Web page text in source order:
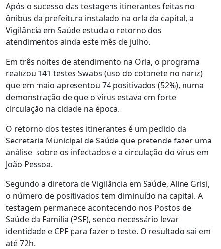
Após o sucesso das testagens itinerantes feitas no
ônibus da prefeitura instalado na orla da capital, a
Vigilância em Saúde estuda o retorno dos
atendimentos ainda este mês de julho.
Em três noites de atendimento na Orla, o programa
realizou 141 testes Swabs (uso do cotonete no nariz)
que em maio apresentou 74 positivados (52%), numa
demonstração de que o vírus estava em forte
circulação na cidade na época.
O retorno dos testes itinerantes é um pedido da
Secretaria Municipal de Saúde que pretende fazer uma
análise sobre os infectados e a circulação do vírus em
João Pessoa.
Segundo a diretora de Vigilância em Saúde, Aline Grisi,
o número de positivados tem diminuído na capital. A
testagem permanece acontecendo nos Postos de
Saúde da Família (PSF), sendo necessário levar
identidade e CPF para fazer o teste. O resultado sai em
até 72h.